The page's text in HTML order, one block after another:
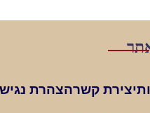
יצירת קשרהצהרת